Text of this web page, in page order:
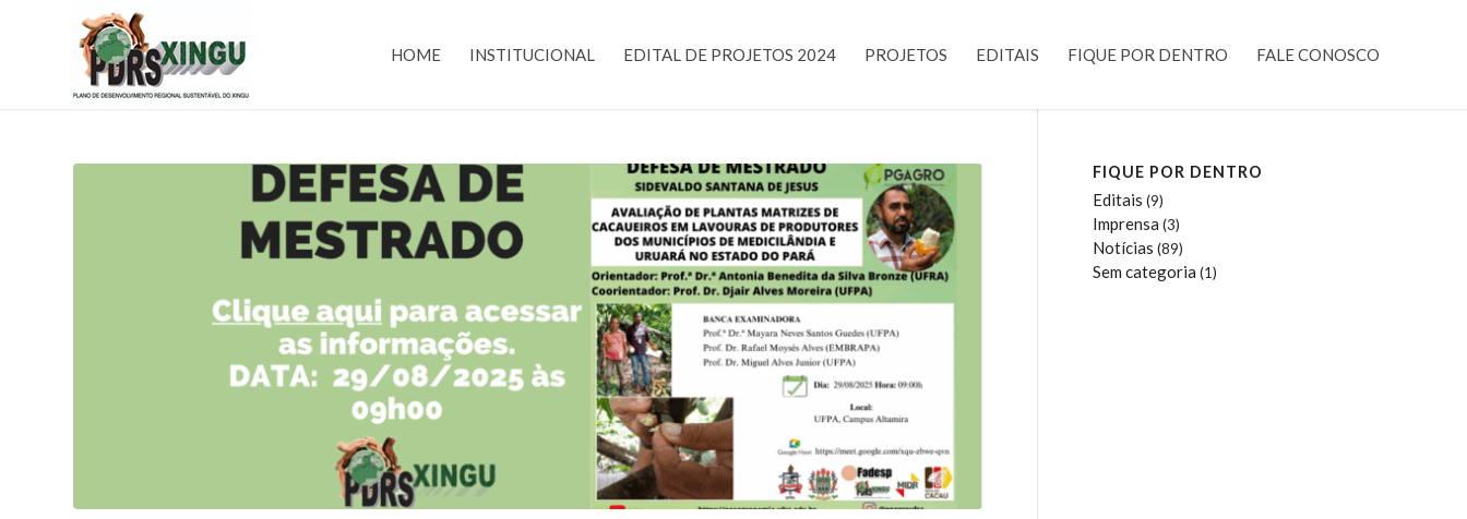
HOME INSTITUCIONAL EDITAL DE PROJETOS 2024 PROJETOS EDITAIS FIQUE POR DENTRO FALE CONOSCO
FIQUE POR DENTRO
Editais (9)
Imprensa (3)
Notícias (89)
Sem categoria (1)